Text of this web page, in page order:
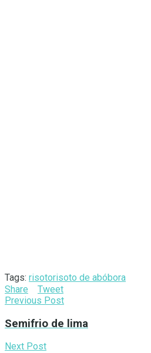
Tags: risotorisoto de abóbora
Share
Tweet
Previous Post
Semifrio de lima
Next Post